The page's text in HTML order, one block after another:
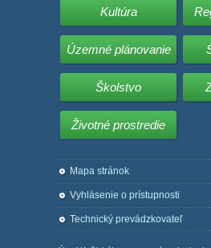
Kultúra
Územné plánovanie
Školstvo
Životné prostredie
Mapa stránok
Vyhlásenie o prístupnosti
Technický prevádzkovateľ